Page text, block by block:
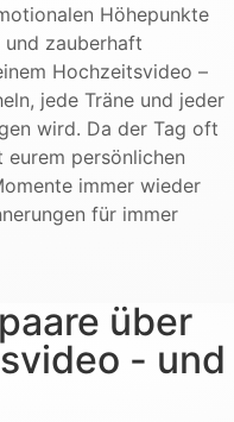
Höhepunkte
und zauberhaft
Hochzeitsvideo –
jede Träne und jeder
wird. Da der Tag oft
persönlichen
immer wieder
für immer
über
- und